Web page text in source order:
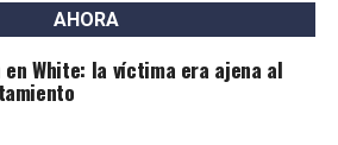
se necesita para solicitar el
realizada en el
por un médico/a registrado/a en
AHORA
en White: la víctima era ajena al